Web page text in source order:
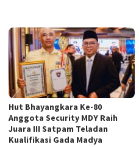
Hut Bhayangkara Ke-80
Anggota Security MDY Raih
Juara III Satpam Teladan
Kualifikasi Gada Madya